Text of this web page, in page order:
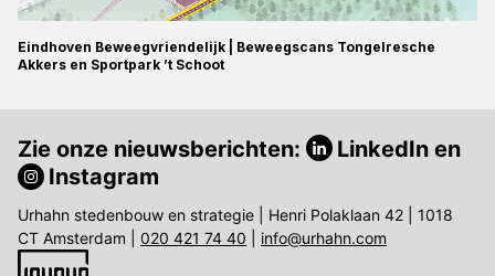
Eindhoven Beweegvriendelijk | Beweegscans Tongelresche
Akkers en Sportpark ’t Schoot
Zie onze nieuwsberichten: LinkedIn en
Instagram
Urhahn stedenbouw en strategie | Henri Polaklaan 42 | 1018
CT Amsterdam | 020 421 74 40 info@urhahn.com